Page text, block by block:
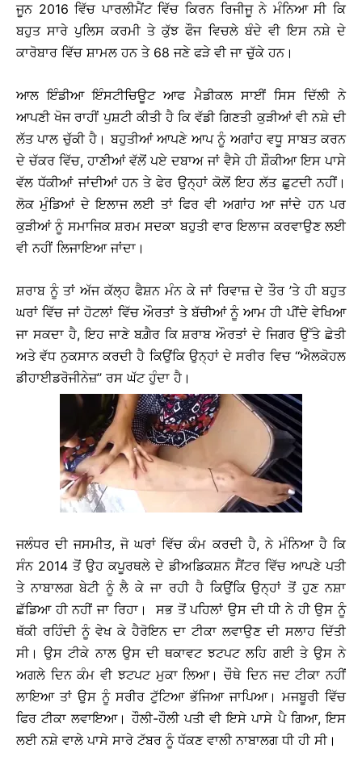
ਜੂਨ 2016 ਵਿੱਚ ਪਾਰਲੀਮੈਂਟ ਵਿੱਚ ਕਿਰਨ ਰਿਜੀਜੂ ਨੇ ਮੰਨਿਆ ਸੀ ਕਿ
ਬਹੁਤ ਸਾਰੇ ਪੁਲਿਸ ਕਰਮੀ ਤੇ ਕੁੱਝ ਫੌਜ ਵਿਚਲੇ ਬੰਦੇ ਵੀ ਇਸ ਨਸ਼ੇ ਦੇ
ਕਾਰੋਬਾਰ ਵਿੱਚ ਸ਼ਾਮਲ ਹਨ ਤੇ 68 ਜਣੇ ਫੜੇ ਵੀ ਜਾ ਚੁੱਕੇ ਹਨ।
ਆਲ ਇੰਡੀਆ ਇੰਸਟੀਚਿਊਟ ਆਫ ਮੈਡੀਕਲ ਸਾਈਂ ਸਿਸ ਦਿੱਲੀ ਨੇ
ਆਪਣੀ ਖੋਜ ਰਾਹੀਂ ਪੁਸ਼ਟੀ ਕੀਤੀ ਹੈ ਕਿ ਵੱਡੀ ਗਿਣਤੀ ਕੁੜੀਆਂ ਵੀ ਨਸ਼ੇ ਦੀ
ਲੱਤ ਪਾਲ ਚੁੱਕੀ ਹੈ। ਬਹੁਤੀਆਂ ਆਪਣੇ ਆਪ ਨੂੰ ਅਗਾਂਹ ਵਧੂ ਸਾਬਤ ਕਰਨ
ਦੇ ਚੱਕਰ ਵਿੱਚ, ਹਾਣੀਆਂ ਵੱਲੋਂ ਪਏ ਦਬਾਅ ਜਾਂ ਵੈਸੇ ਹੀ ਸ਼ੌਕੀਆ ਇਸ ਪਾਸੇ
ਵੱਲ ਧੱਕੀਆਂ ਜਾਂਦੀਆਂ ਹਨ ਤੇ ਫੇਰ ਉਨ੍ਹਾਂ ਕੋਲੋਂ ਇਹ ਲੱਤ ਛੁਟਦੀ ਨਹੀਂ।
ਲੋਕ ਮੁੰਡਿਆਂ ਦੇ ਇਲਾਜ ਲਈ ਤਾਂ ਫਿਰ ਵੀ ਅਗਾਂਹ ਆ ਜਾਂਦੇ ਹਨ ਪਰ
ਕੁੜੀਆਂ ਨੂੰ ਸਮਾਜਿਕ ਸ਼ਰਮ ਸਦਕਾ ਬਹੁਤੀ ਵਾਰ ਇਲਾਜ ਕਰਵਾਉਣ ਲਈ
ਵੀ ਨਹੀਂ ਲਿਜਾਇਆ ਜਾਂਦਾ।
ਸ਼ਰਾਬ ਨੂੰ ਤਾਂ ਅੱਜ ਕੱਲ੍ਹ ਫੈਸ਼ਨ ਮੰਨ ਕੇ ਜਾਂ ਰਿਵਾਜ਼ ਦੇ ਤੌਰ ’ਤੇ ਹੀ ਬਹੁਤ
ਘਰਾਂ ਵਿੱਚ ਜਾਂ ਹੋਟਲਾਂ ਵਿੱਚ ਔਰਤਾਂ ਤੇ ਬੱਚੀਆਂ ਨੂੰ ਆਮ ਹੀ ਪੀਂਦੇ ਵੇਖਿਆ
ਜਾ ਸਕਦਾ ਹੈ, ਇਹ ਜਾਣੇ ਬਗ਼ੈਰ ਕਿ ਸ਼ਰਾਬ ਔਰਤਾਂ ਦੇ ਜਿਗਰ ਉੱਤੇ ਛੇਤੀ
ਅਤੇ ਵੱਧ ਨੁਕਸਾਨ ਕਰਦੀ ਹੈ ਕਿਉਂਕਿ ਉਨ੍ਹਾਂ ਦੇ ਸਰੀਰ ਵਿਚ ‘‘ਐਲਕੋਹਲ
ਡੀਹਾਈਡਰੋਜੀਨੇਜ਼’’ ਰਸ ਘੱਟ ਹੁੰਦਾ ਹੈ।
ਜਲੰਧਰ ਦੀ ਜਸਮੀਤ, ਜੋ ਘਰਾਂ ਵਿੱਚ ਕੰਮ ਕਰਦੀ ਹੈ, ਨੇ ਮੰਨਿਆ ਹੈ ਕਿ
ਸੰਨ 2014 ਤੋਂ ਉਹ ਕਪੂਰਥਲੇ ਦੇ ਡੀਅਡਿਕਸ਼ਨ ਸੈਂਟਰ ਵਿੱਚ ਆਪਣੇ ਪਤੀ
ਤੇ ਨਾਬਾਲਗ ਬੇਟੀ ਨੂੰ ਲੈ ਕੇ ਜਾ ਰਹੀ ਹੈ ਕਿਉਂਕਿ ਉਨ੍ਹਾਂ ਤੋਂ ਹੁਣ ਨਸ਼ਾ
ਛੱਡਿਆ ਹੀ ਨਹੀਂ ਜਾ ਰਿਹਾ। ਸਭ ਤੋਂ ਪਹਿਲਾਂ ਉਸ ਦੀ ਧੀ ਨੇ ਹੀ ਉਸ ਨੂੰ
ਥੱਕੀ ਰਹਿੰਦੀ ਨੂੰ ਵੇਖ ਕੇ ਹੈਰੋਇਨ ਦਾ ਟੀਕਾ ਲਵਾਉਣ ਦੀ ਸਲਾਹ ਦਿੱਤੀ
ਸੀ। ਉਸ ਟੀਕੇ ਨਾਲ ਉਸ ਦੀ ਥਕਾਵਟ ਝਟਪਟ ਲਹਿ ਗਈ ਤੇ ਉਸ ਨੇ
ਅਗਲੇ ਦਿਨ ਕੰਮ ਵੀ ਝਟਪਟ ਮੁਕਾ ਲਿਆ। ਚੌਥੇ ਦਿਨ ਜਦ ਟੀਕਾ ਨਹੀਂ
ਲਾਇਆ ਤਾਂ ਉਸ ਨੂੰ ਸਰੀਰ ਟੁੱਟਿਆ ਭੱਜਿਆ ਜਾਪਿਆ। ਮਜਬੂਰੀ ਵਿੱਚ
ਫਿਰ ਟੀਕਾ ਲਵਾਇਆ। ਹੌਲੀ-ਹੌਲੀ ਪਤੀ ਵੀ ਇਸੇ ਪਾਸੇ ਪੈ ਗਿਆ, ਇਸ
ਲਈ ਨਸ਼ੇ ਵਾਲੇ ਪਾਸੇ ਸਾਰੇ ਟੱਬਰ ਨੂੰ ਧੱਕਣ ਵਾਲੀ ਨਾਬਾਲਗ ਧੀ ਹੀ ਸੀ।